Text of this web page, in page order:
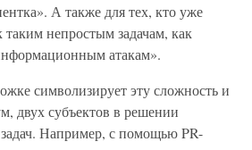
А также для тех, кто уже
таким непростым задачам, как
атакам».
символизирует эту сложность и
двух субъектов в решении
Например, с помощью PR-